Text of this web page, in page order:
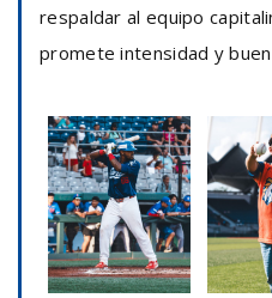
respaldar al equipo
promete intensidad y